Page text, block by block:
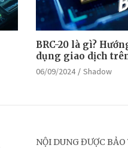
BRC-20 là gì?
dụng giao dịch
06/09/2024 Shadow
NỘI DUNG ĐƯỢC BẢO